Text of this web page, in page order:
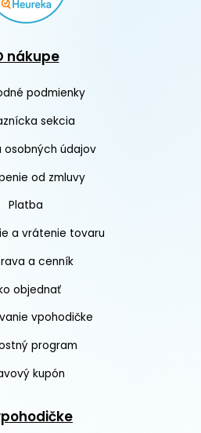
nákupe
podmienky
sekcia
osobných údajov
od zmluvy
Platba
a vrátenie tovaru
a cenník
objednať
vpohodičke
program
kupón